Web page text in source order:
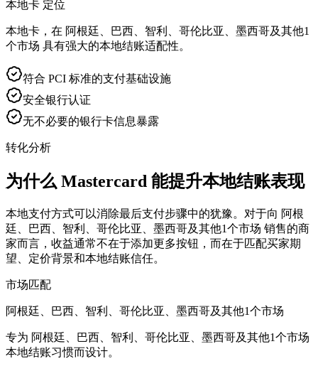
本地卡 定位
本地卡，在 阿根廷、巴西、智利、哥伦比亚、墨西哥及其他1
个市场 具有强大的本地结账适配性。
符合 PCI 标准的支付基础设施
安全银行认证
无不必要的银行卡信息暴露
转化分析
为什么 Mastercard 能提升本地结账表现
本地支付方式可以消除最后支付步骤中的犹豫。对于向 阿根
廷、巴西、智利、哥伦比亚、墨西哥及其他1个市场 销售的商
家而言，收益通常不在于添加更多按钮，而在于匹配买家期
望、定价背景和本地结账信任。
市场匹配
阿根廷、巴西、智利、哥伦比亚、墨西哥及其他1个市场
专为 阿根廷、巴西、智利、哥伦比亚、墨西哥及其他1个市场
本地结账习惯而设计。